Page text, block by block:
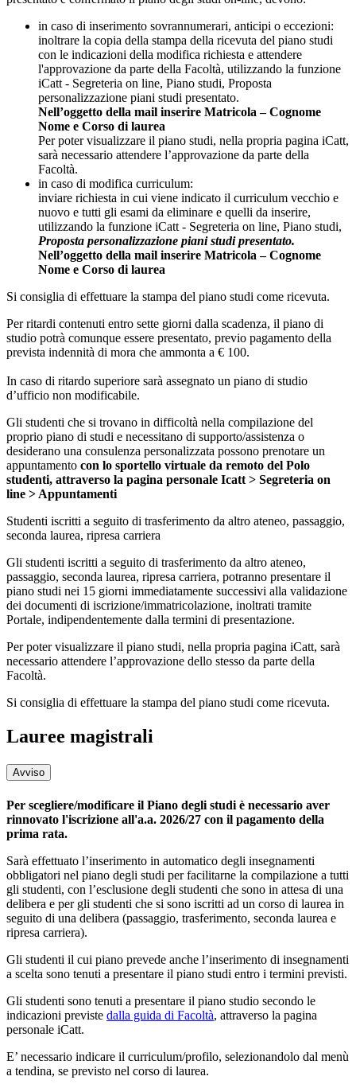
in caso di inserimento sovrannumerari, anticipi o eccezioni:
inoltrare la copia della stampa della ricevuta del piano studi
con le indicazioni della modifica richiesta e attendere
l'approvazione da parte della Facoltà, utilizzando la funzione
iCatt - Segreteria on line, Piano studi, Proposta
personalizzazione piani studi presentato.
Nell’oggetto della mail inserire Matricola – Cognome
Nome e Corso di laurea
Per poter visualizzare il piano studi, nella propria pagina iCatt,
sarà necessario attendere l’approvazione da parte della
Facoltà.
in caso di modifica curriculum:
inviare richiesta in cui viene indicato il curriculum vecchio e
nuovo e tutti gli esami da eliminare e quelli da inserire,
utilizzando la funzione iCatt - Segreteria on line, Piano studi,
Proposta personalizzazione piani studi presentato.
Nell’oggetto della mail inserire Matricola – Cognome
Nome e Corso di laurea
Si consiglia di effettuare la stampa del piano studi come ricevuta.
Per ritardi contenuti entro sette giorni dalla scadenza, il piano di
studio potrà comunque essere presentato, previo pagamento della
prevista indennità di mora che ammonta a € 100.
In caso di ritardo superiore sarà assegnato un piano di studio
d’ufficio non modificabile.
Gli studenti che si trovano in difficoltà nella compilazione del
proprio piano di studi e necessitano di supporto/assistenza o
desiderano una consulenza personalizzata possono prenotare un
appuntamento con lo sportello virtuale da remoto del Polo
studenti, attraverso la pagina personale Icatt > Segreteria on
line > Appuntamenti
Studenti iscritti a seguito di trasferimento da altro ateneo, passaggio,
seconda laurea, ripresa carriera
Gli studenti iscritti a seguito di trasferimento da altro ateneo,
passaggio, seconda laurea, ripresa carriera, potranno presentare il
piano studi nei 15 giorni immediatamente successivi alla validazione
dei documenti di iscrizione/immatricolazione, inoltrati tramite
Portale, indipendentemente dalla termini di presentazione.
Per poter visualizzare il piano studi, nella propria pagina iCatt, sarà
necessario attendere l’approvazione dello stesso da parte della
Facoltà.
Si consiglia di effettuare la stampa del piano studi come ricevuta.
Lauree magistrali
Avviso
Per scegliere/modificare il Piano degli studi è necessario aver
rinnovato l'iscrizione all'a.a. 2026/27 con il pagamento della
prima rata.
Sarà effettuato l’inserimento in automatico degli insegnamenti
obbligatori nel piano degli studi per facilitarne la compilazione a tutti
gli studenti, con l’esclusione degli studenti che sono in attesa di una
delibera e per gli studenti che si sono iscritti ad un corso di laurea in
seguito di una delibera (passaggio, trasferimento, seconda laurea e
ripresa carriera).
Gli studenti il cui piano prevede anche l’inserimento di insegnamenti
a scelta sono tenuti a presentare il piano studi entro i termini previsti.
Gli studenti sono tenuti a presentare il piano studio secondo le
indicazioni previste dalla guida di Facoltà, attraverso la pagina
personale iCatt.
E’ necessario indicare il curriculum/profilo, selezionandolo dal menù
a tendina, se previsto nel corso di laurea.